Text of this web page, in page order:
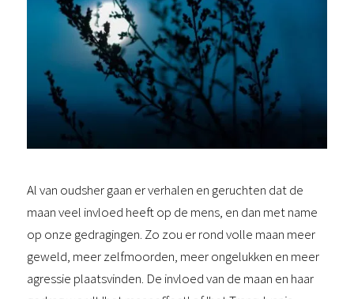
Al van oudsher gaan er verhalen en geruchten dat de
maan veel invloed heeft op de mens, en dan met name
op onze gedragingen. Zo zou er rond volle maan meer
geweld, meer zelfmoorden, meer ongelukken en meer
agressie plaatsvinden. De invloed van de maan en haar